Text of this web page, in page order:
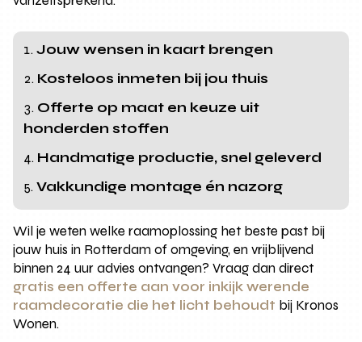
Jouw wensen in kaart brengen
Kosteloos inmeten bij jou thuis
Offerte op maat en keuze uit
honderden stoffen
Handmatige productie, snel geleverd
Vakkundige montage én nazorg
Wil je weten welke raamoplossing het beste past bij
jouw huis in Rotterdam of omgeving, en vrijblijvend
binnen 24 uur advies ontvangen? Vraag dan direct
gratis een offerte aan voor inkijk werende
raamdecoratie die het licht behoudt bij Kronos
Wonen.